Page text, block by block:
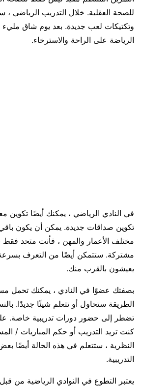
للصحة العقلية. خلال التدريب الرياضي ،
وتكتيكات لعب جديدة. بعد يوم شاق مليء
الرياضة على الراحة والاسترخاء.
في النادي الرياضي ، يمكنك أيضًا تكوين
تكوين صداقات جديدة. يمكن أن يكون
مختلف الأعمار والمهن ، فأنت متحد فقط
مشتركة. ستتمكن أيضًا من التعرف
يعيشون بالقرب منك.
بصفتك عضوًا في النادي ، يمكنك تحمل
الطريقة ستحاول أو تتعلم شيئًا جديدًا.
تضطر إلى حضور دورات تدريبية خاصة.
كنت تريد التدريب أو حكم المباريات /
النظرية ، ستتعلم في هذه الحالة أيضًا
التدريبية.
يعتبر التطوع في النوادي الرياضية من